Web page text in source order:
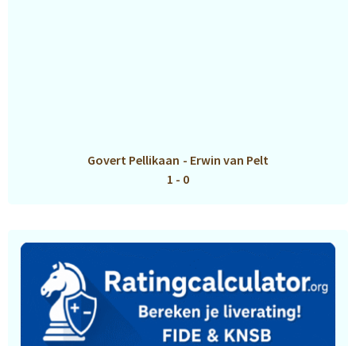
Govert Pellikaan - Erwin van Pelt
1 - 0